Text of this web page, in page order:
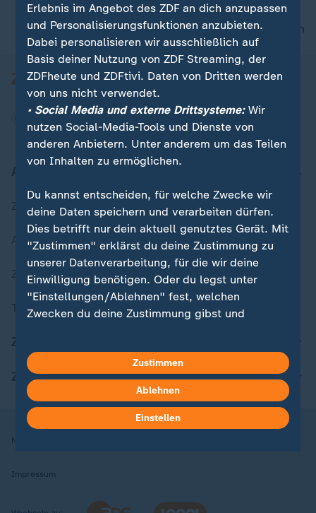
nach oben
Zuletzt veröffentlicht
Aktuelle Sendungs-Videos
ZDFheute Stories
Themen im Überblick
ZDFheute Apps
Nutzungsbedingungen
Impressum
Erlebnis im Angebot des ZDF an dich anzupassen
und Personalisierungsfunktionen anzubieten.
Dabei personalisieren wir ausschließlich auf
Basis deiner Nutzung von ZDF Streaming, der
ZDFheute und ZDFtivi. Daten von Dritten werden
von uns nicht verwendet.
• Social Media und externe Drittsysteme:Wir
nutzen Social-Media-Tools und Dienste von
anderen Anbietern. Unter anderem um das Teilen
von Inhalten zu ermöglichen.
Du kannst entscheiden, für welche Zwecke wir
deine Daten speichern und verarbeiten dürfen.
Dies betrifft nur dein aktuell genutztes Gerät. Mit
"Zustimmen" erklärst du deine Zustimmung zu
unserer Datenverarbeitung, für die wir deine
Einwilligung benötigen. Oder du legst unter
"Einstellungen/Ablehnen" fest, welchen
Zwecken du deine Zustimmung gibst und
in deinen Einstellungen widerrufen oder ändern.
Hier findest du das Impressum.
Weitere Informationen findest du in unserer
Datenschutzerklärung.
Zustimmen
Ablehnen
Einstellen